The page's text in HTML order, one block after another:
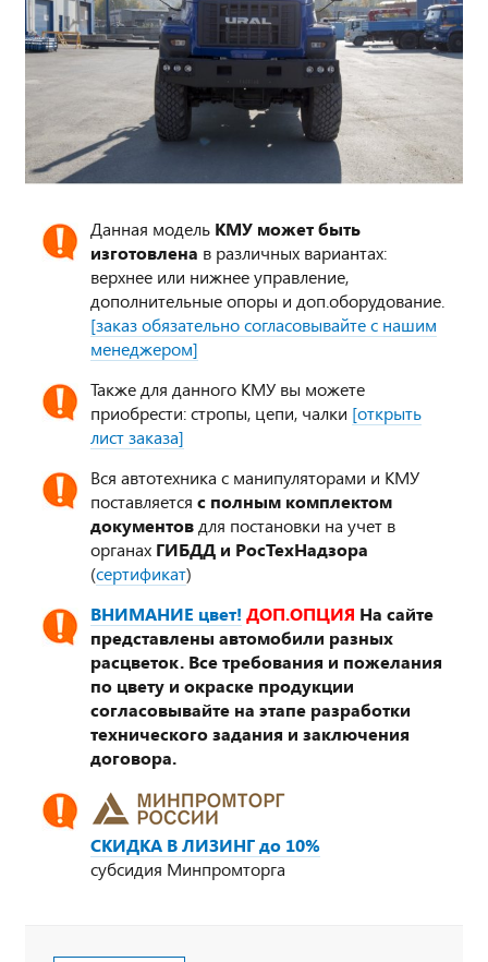
Данная модель КМУ может быть
изготовлена в различных вариантах:
верхнее или нижнее управление,
дополнительные опоры и доп.оборудование.
[заказ обязательно согласовывайте с нашим
менеджером]
Также для данного КМУ вы можете
приобрести: стропы, цепи, чалки [открыть
лист заказа]
Вся автотехника с манипуляторами и КМУ
поставляется с полным комплектом
документов для постановки на учет в
органах ГИБДД и РосТехНадзора
(сертификат)
ВНИМАНИЕ цвет! ДОП.ОПЦИЯ На сайте
представлены автомобили разных
расцветок. Все требования и пожелания
по цвету и окраске продукции
согласовывайте на этапе разработки
технического задания и заключения
договора.
СКИДКА В ЛИЗИНГ до 10%
субсидия Минпромторга